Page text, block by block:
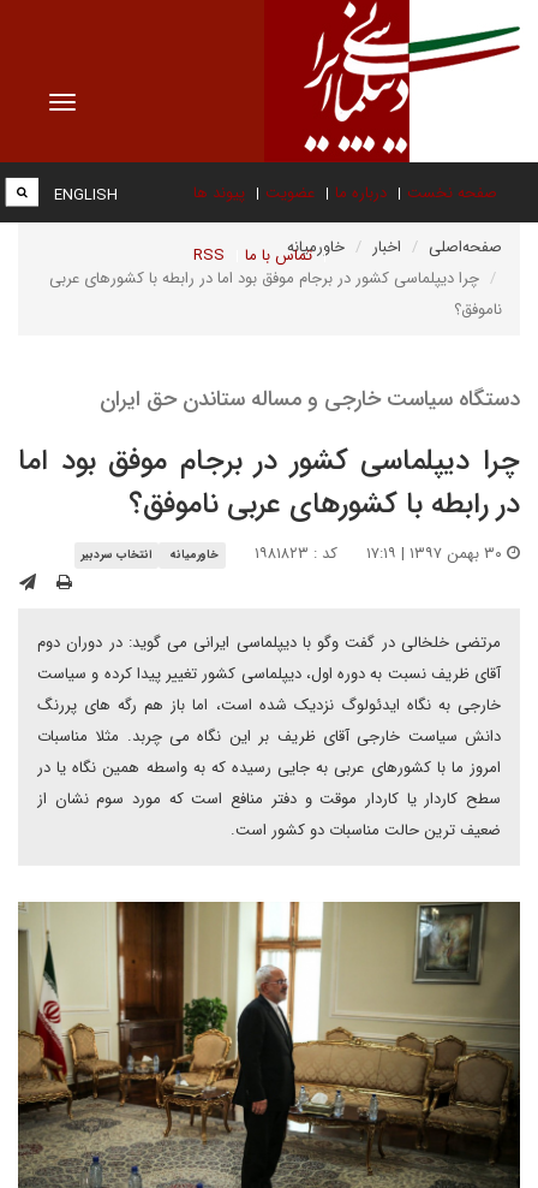
Toggle
صفحه نخست درباره ما عضویت پیوند ها
تماس با ما RSS
ENGLISH
صفحه‌اصلی اخبار
خاورمیانه
چرا دیپلماسی کشور در برجام موفق بود اما در رابطه با کشورهای عربی
ناموفق؟
دستگاه سیاست خارجی و مساله ستاندن حق ایران
چرا دیپلماسی کشور در برجام موفق بود اما
در رابطه با کشورهای عربی ناموفق؟
کد : ۱۹۸۱۸۲۳ خاورمیانه انتخاب سردبیر
مرتضی خلخالی در گفت وگو با دیپلماسی ایرانی می گوید: در دوران دوم
آقای ظریف نسبت به دوره اول، دیپلماسی کشور تغییر پیدا کرده و سیاست
خارجی به نگاه ایدئولوگ نزدیک شده است، اما باز هم رگه های پررنگ
دانش سیاست خارجی آقای ظریف بر این نگاه می چربد. مثلا مناسبات
امروز ما با کشورهای عربی به جایی رسیده که به واسطه همین نگاه یا در
سطح کاردار یا کاردار موقت و دفتر منافع است که مورد سوم نشان از
ضعیف ترین حالت مناسبات دو کشور است.